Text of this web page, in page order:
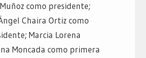
como presidente;
Chaira Ortiz como
Marcia Lorena
Moncada como primera